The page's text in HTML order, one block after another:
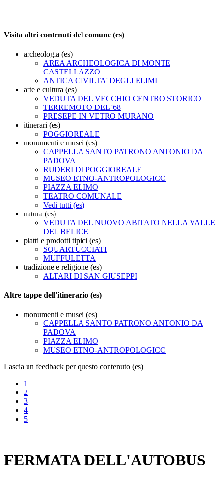
Visita altri contenuti del comune (es)
archeologia (es)
AREA ARCHEOLOGICA DI MONTE
CASTELLAZZO
ANTICA CIVILTA' DEGLI ELIMI
arte e cultura (es)
VEDUTA DEL VECCHIO CENTRO STORICO
TERREMOTO DEL '68
PRESEPE IN VETRO MURANO
itinerari (es)
POGGIOREALE
monumenti e musei (es)
CAPPELLA SANTO PATRONO ANTONIO DA
PADOVA
RUDERI DI POGGIOREALE
MUSEO ETNO-ANTROPOLOGICO
PIAZZA ELIMO
TEATRO COMUNALE
Vedi tutti (es)
natura (es)
VEDUTA DEL NUOVO ABITATO NELLA VALLE
DEL BELICE
piatti e prodotti tipici (es)
SQUARTUCCIATI
MUFFULETTA
tradizione e religione (es)
ALTARI DI SAN GIUSEPPI
Altre tappe dell'itinerario (es)
monumenti e musei (es)
CAPPELLA SANTO PATRONO ANTONIO DA
PADOVA
PIAZZA ELIMO
MUSEO ETNO-ANTROPOLOGICO
Lascia un feedback per questo contenuto (es)
1
2
3
4
5
FERMATA DELL'AUTOBUS